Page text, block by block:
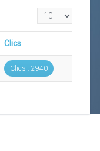
Affichage #
Clics
Clics : 2940